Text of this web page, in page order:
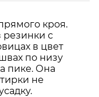
кроя.
резинки с
в цвет
по низу
пике. Она
не